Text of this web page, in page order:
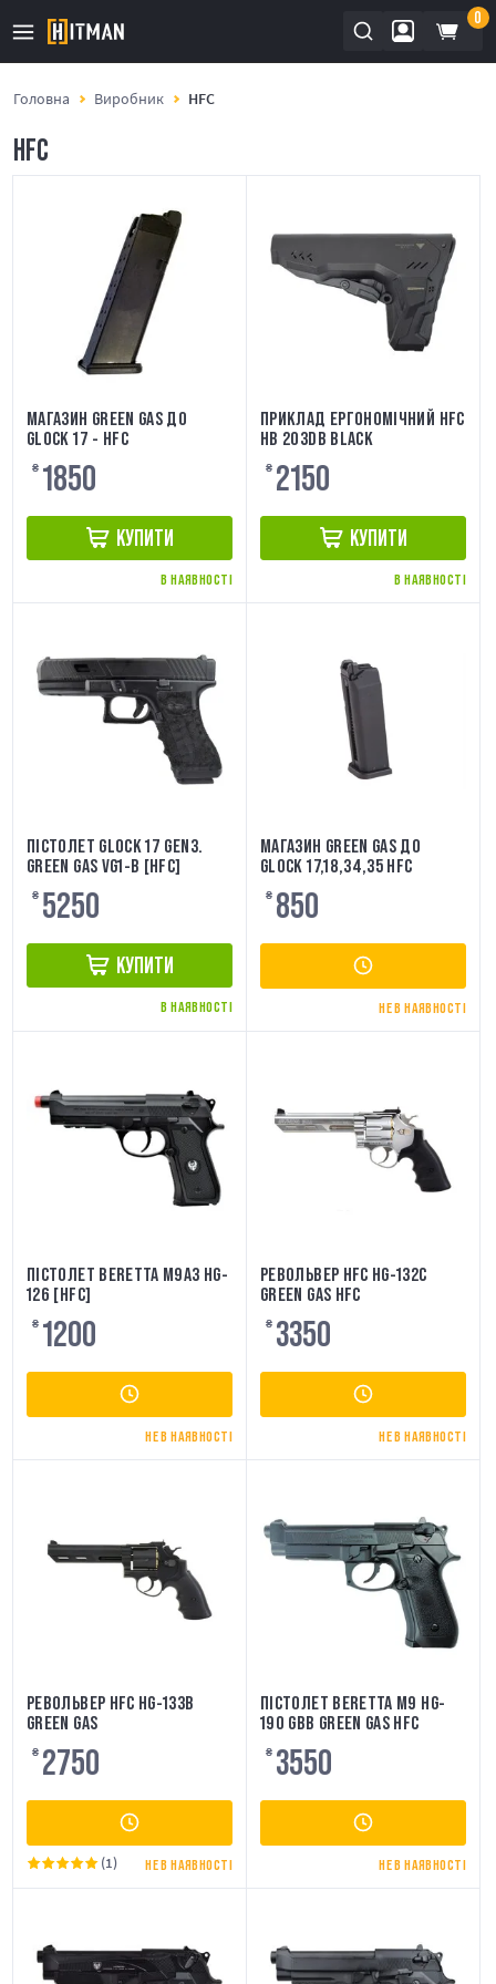
0
Головна Виробник HFC
HFC
МАГАЗИН GREEN GAS ДО
GLOCK 17 - HFC
₴ 1850
КУПИТИ
В НАЯВНОСТІ
ПРИКЛАД ЕРГОНОМІЧНИЙ HFC
HB 203DB BLACK
₴ 2150
КУПИТИ
В НАЯВНОСТІ
ПІСТОЛЕТ GLOCK 17 GEN3.
GREEN GAS VG1-B [HFC]
₴ 5250
КУПИТИ
В НАЯВНОСТІ
МАГАЗИН GREEN GAS ДО
GLOCK 17,18,34,35 HFC
₴ 850
НЕ В НАЯВНОСТІ
ПІСТОЛЕТ BERETTA M9A3 HG-
126 [HFC]
₴ 1200
НЕ В НАЯВНОСТІ
РЕВОЛЬВЕР HFC HG-132C
GREEN GAS HFC
₴ 3350
НЕ В НАЯВНОСТІ
РЕВОЛЬВЕР HFC HG-133B
GREEN GAS
₴ 2750
НЕ В НАЯВНОСТІ
(1)
ПІСТОЛЕТ BERETTA M9 HG-
190 GBB GREEN GAS HFC
₴ 3550
НЕ В НАЯВНОСТІ